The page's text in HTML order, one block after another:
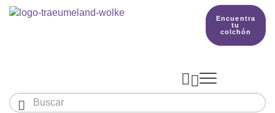
Encuentra
tu
colchón
 
